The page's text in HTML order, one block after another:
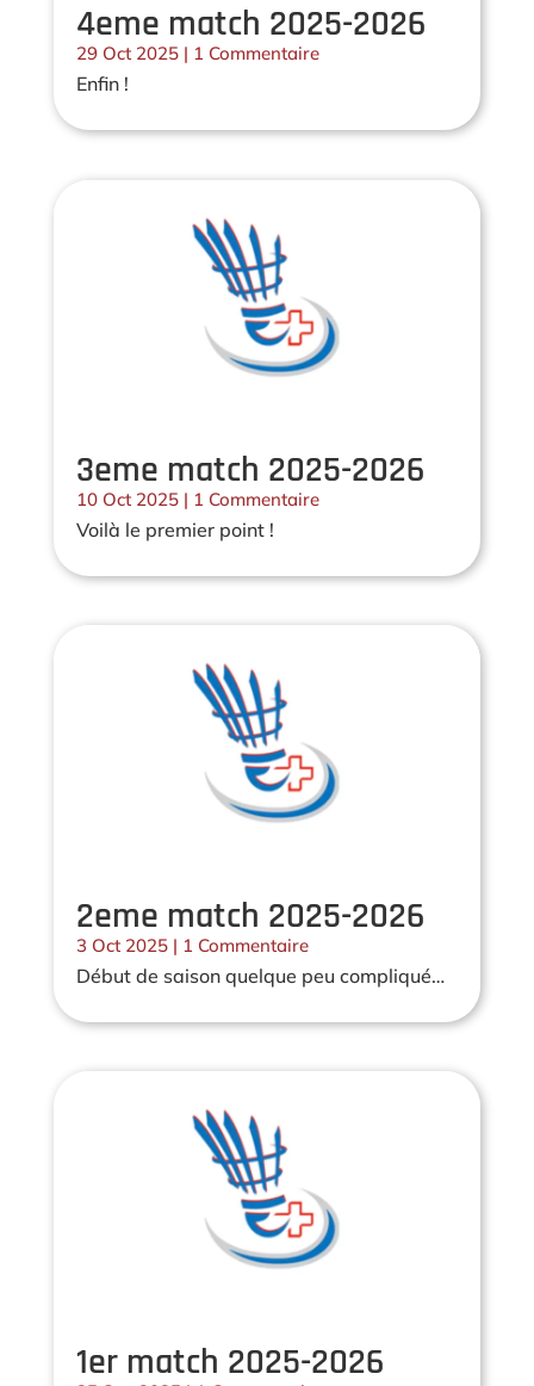
4eme match 2025-2026
29 Oct 2025| 1 Commentaire
Enfin !
3eme match 2025-2026
10 Oct 2025| 1 Commentaire
Voilà le premier point !
2eme match 2025-2026
3 Oct 2025| 1 Commentaire
Début de saison quelque peu compliqué…
1er match 2025-2026